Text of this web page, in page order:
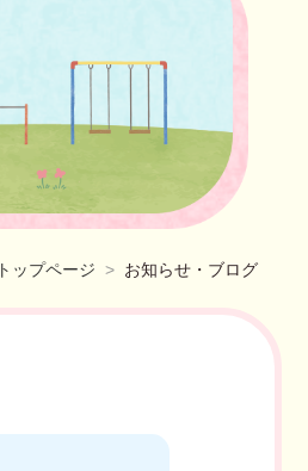
トップページ お知らせ・ブログ